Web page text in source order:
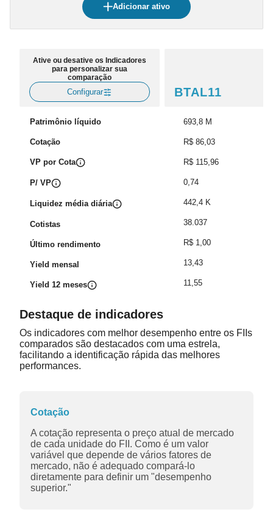
Adicionar ativo
Ative ou desative os Indicadores
para personalizar sua
comparação
Configurar
Patrimônio líquido
Cotação
VP por Cota
P/ VP
Liquidez média diária
Cotistas
Último rendimento
Yield mensal
Yield 12 meses
BTAL11
693,8 M
R$ 86,03
R$ 115,96
0,74
442,4 K
38.037
R$ 1,00
13,43
11,55
Destaque de indicadores
Os indicadores com melhor desempenho entre os FIIs
comparados são destacados com uma estrela,
facilitando a identificação rápida das melhores
performances.
Cotação
A cotação representa o preço atual de mercado
de cada unidade do FII. Como é um valor
variável que depende de vários fatores de
mercado, não é adequado compará-lo
diretamente para definir um "desempenho
superior."